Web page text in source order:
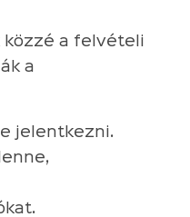
közzé a felvételi
a
jelentkezni.